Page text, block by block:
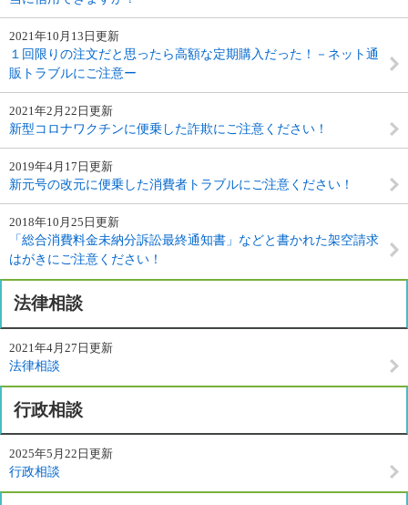
2021年10月13日更新
１回限りの注文だと思ったら高額な定期購入だった！－ネット通
販トラブルにご注意ー
2021年2月22日更新
新型コロナワクチンに便乗した詐欺にご注意ください！
2019年4月17日更新
新元号の改元に便乗した消費者トラブルにご注意ください！
2018年10月25日更新
「総合消費料金未納分訴訟最終通知書」などと書かれた架空請求
はがきにご注意ください！
法律相談
2021年4月27日更新
法律相談
行政相談
2025年5月22日更新
行政相談